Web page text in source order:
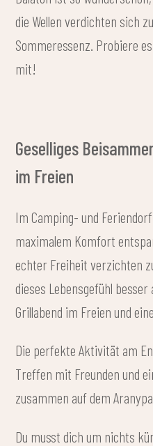
die Wellen verdichten sich
Sommeressenz. Probiere
mit!
Geselliges
im Freien
Im Camping- und
maximalem Komfort
echter Freiheit verzichten
dieses Lebensgefühl
Grillabend im Freien und
Die perfekte Aktivität am
Treffen mit Freunden und
zusammen auf dem
Du musst dich um nichts